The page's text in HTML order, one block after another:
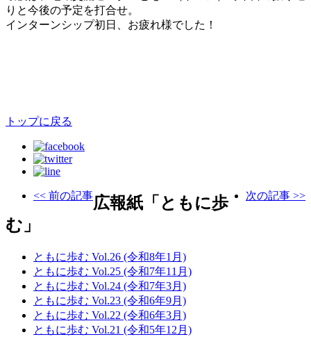
りと今後の予定を打合せ。
インターンシップ初日、お疲れ様でした！
トップに戻る
<< 前の記事 次の記事 >>
広報紙「ともに歩
む」
ともに歩む Vol.26 (令和8年1月)
ともに歩む Vol.25 (令和7年11月)
ともに歩む Vol.24 (令和7年3月)
ともに歩む Vol.23 (令和6年9月)
ともに歩む Vol.22 (令和6年3月)
ともに歩む Vol.21 (令和5年12月)